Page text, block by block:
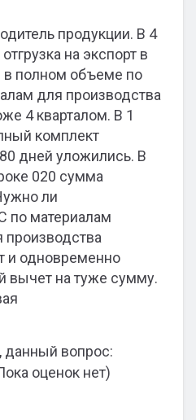
продукции. В 4
на экспорт в
полном объеме по
для производства
4 кварталом. В 1
комплект
дней уложились. В
020 сумма
ли
по материалам
и одновременно
вычет на туже сумму.
данный вопрос:
оценок нет)